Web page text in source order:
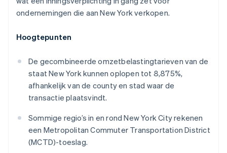
ondernemingen die aan New York verkopen.
Hoogtepunten
De gecombineerde omzetbelastingtarieven van de
staat New York kunnen oplopen tot 8,875%,
afhankelijk van de county en stad waar de
transactie plaatsvindt.
Sommige regio’s in en rond New York City rekenen
een Metropolitan Commuter Transportation District
(MCTD)-toeslag.